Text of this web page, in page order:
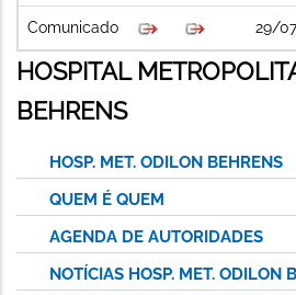
Comunicado 29/
HOSPITAL
BEHRENS
HOSP. MET. ODILON BEHRENS
QUEM É QUEM
AGENDA DE AUTORIDADES
NOTÍCIAS HOSP. MET. ODILON